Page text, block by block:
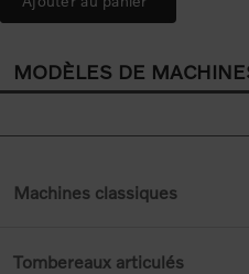
MODÈLES DE
Machines classiques
Tombereaux articulés